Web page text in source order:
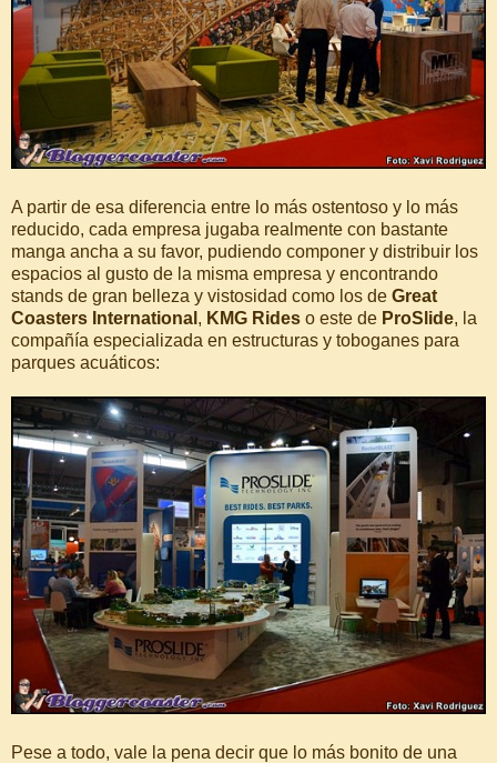
A partir de esa diferencia entre lo más ostentoso y lo más
reducido, cada empresa jugaba realmente con bastante
manga ancha a su favor, pudiendo componer y distribuir los
espacios al gusto de la misma empresa y encontrando
stands de gran belleza y vistosidad como los de Great
Coasters International , KMG Rides o este de ProSlide, la
compañía especializada en estructuras y toboganes para
parques acuáticos:
Pese a todo, vale la pena decir que lo más bonito de una